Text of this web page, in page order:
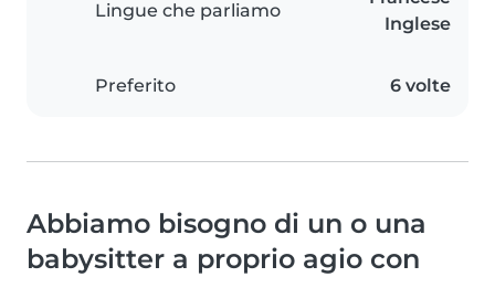
Lingue che parliamo
Inglese
Preferito 6 volte
Abbiamo bisogno di un o una
babysitter a proprio agio con